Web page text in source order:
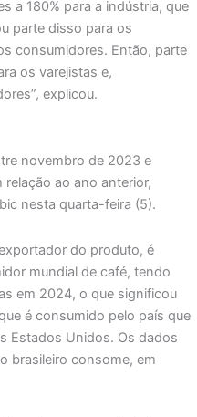
a 180% para a indústria, que
parte disso para os
consumidores. Então, parte
os varejistas e,
explicou.
novembro de 2023 e
relação ao ano anterior,
nesta quarta-feira (5).
do produto, é
mundial de café, tendo
em 2024, o que significou
é consumido pelo país que
Estados Unidos. Os dados
brasileiro consome, em